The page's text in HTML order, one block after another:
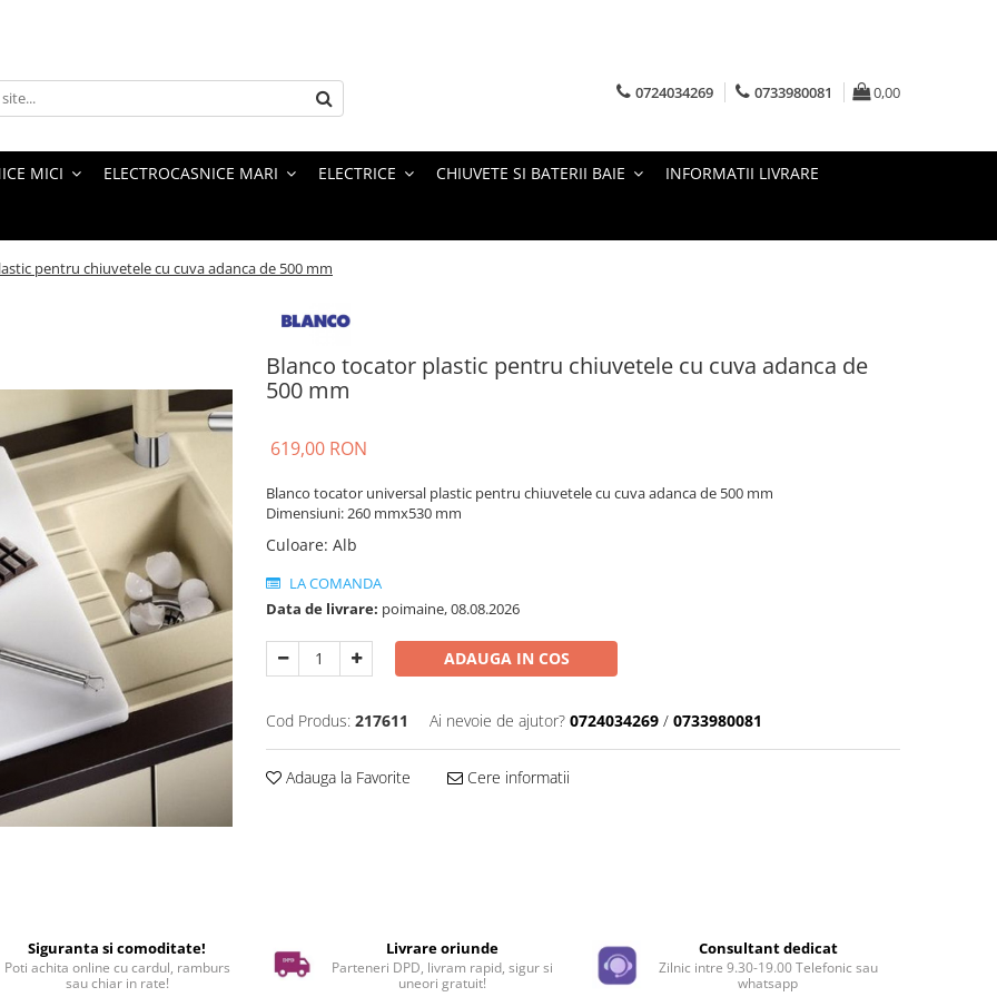
0724034269 0733980081 0,00
MICI ELECTROCASNICE MARI ELECTRICE CHIUVETE SI BATERII BAIE INFORMATII LIVRARE
pentru chiuvetele cu cuva adanca de 500 mm
Blanco tocator plastic pentru chiuvetele cu cuva adanca de
500 mm
619,00 RON
Blanco tocator universal plastic pentru chiuvetele cu cuva adanca de 500 mm
Dimensiuni: 260 mmx530 mm
Culoare: Alb
LA COMANDA
Data de livrare: poimaine, 08.08.2026
ADAUGA IN COS
Cod Produs: 217611 Ai nevoie de ajutor? 0724034269 / 0733980081
Adauga la Favorite Cere informatii
Siguranta si comoditate!
Poti achita online cu cardul, ramburs
sau chiar in rate!
Livrare oriunde
Parteneri DPD, livram rapid, sigur si
uneori gratuit!
Consultant dedicat
Zilnic intre 9.30-19.00 Telefonic sau
whatsapp